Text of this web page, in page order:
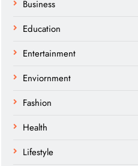
Business
Education
Entertainment
Enviornment
Fashion
Health
Lifestyle